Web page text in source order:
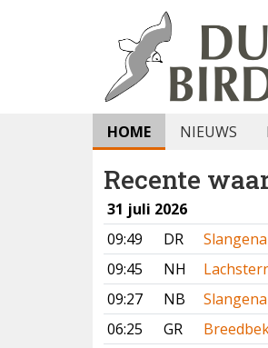
HOME NIEUWS
Recente
31 juli 2026
09:49
DR
09:45
NH
09:27
NB
06:25
GR